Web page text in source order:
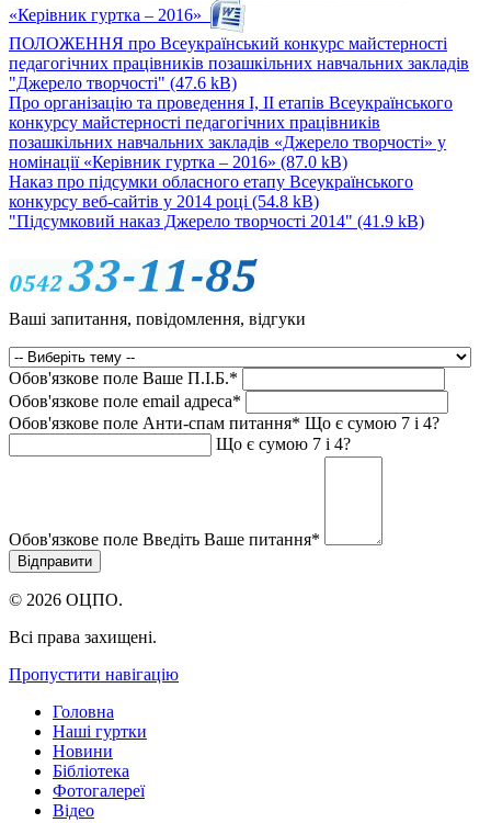
«Керівник гуртка – 2016»
ПОЛОЖЕННЯ про Всеукраїнський конкурс майстерності
педагогічних працівників позашкільних навчальних закладів
"Джерело творчості" (47.6 kB)
Про організацію та проведення І, ІІ етапів Всеукраїнського
конкурсу майстерності педагогічних працівників
позашкільних навчальних закладів «Джерело творчості» у
номінації «Керівник гуртка – 2016» (87.0 kB)
Наказ про підсумки обласного етапу Всеукраїнського
конкурсу веб-сайтів у 2014 році (54.8 kB)
"Підсумковий наказ Джерело творчості 2014" (41.9 kB)
Ваші запитання, повідомлення, відгуки
Обов'язкове поле Ваше П.I.Б.*
Обов'язкове поле email адреса*
Обов'язкове поле Анти-спам питання* Що є сумою 7 і 4?
Що є сумою 7 і 4?
Обов'язкове поле Введіть Ваше питання*
© 2026 ОЦПО.
Всі права захищені.
Пропустити навігацію
Головна
Наші гуртки
Новини
Бібліотека
Фотогалереї
Відео